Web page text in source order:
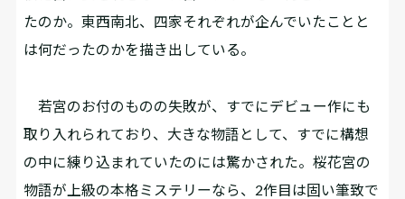
たのか。東西南北、四家それぞれが企んでいたことと
は何だったのかを描き出している。
若宮のお付のものの失敗が、すでにデビュー作にも
取り入れられており、大きな物語として、すでに構想
の中に練り込まれていたのには驚かされた。桜花宮の
物語が上級の本格ミステリーなら、2作目は固い筆致で